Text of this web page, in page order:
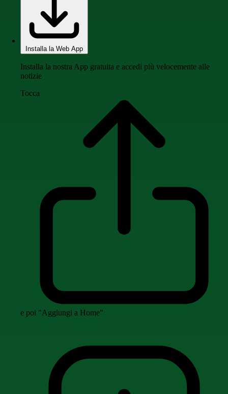
Installa la Web App
Installa la nostra App gratuita e accedi più velocemente alle
notizie
Tocca
e poi "Aggiungi a Home"